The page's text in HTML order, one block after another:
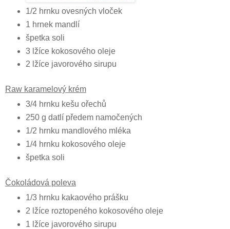
1/2 hrnku ovesných vloček
1 hrnek mandlí
špetka soli
3 lžíce kokosového oleje
2 lžíce javorového sirupu
Raw karamelový krém
3/4 hrnku kešu ořechů
250 g datlí předem namočených
1/2 hrnku mandlového mléka
1/4 hrnku kokosového oleje
špetka soli
Čokoládová poleva
1/3 hrnku kakaového prášku
2 lžíce roztopeného kokosového oleje
1 lžíce javorového sirupu